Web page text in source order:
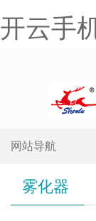
开云手
网站导航
雾化器